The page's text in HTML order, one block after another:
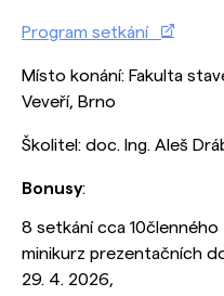
Program setkání
Místo konání: Fakulta
Veveří, Brno
Školitel: doc. Ing. Aleš
Bonusy:
8 setkání cca
minikurz prezentačních
29. 4. 2026,